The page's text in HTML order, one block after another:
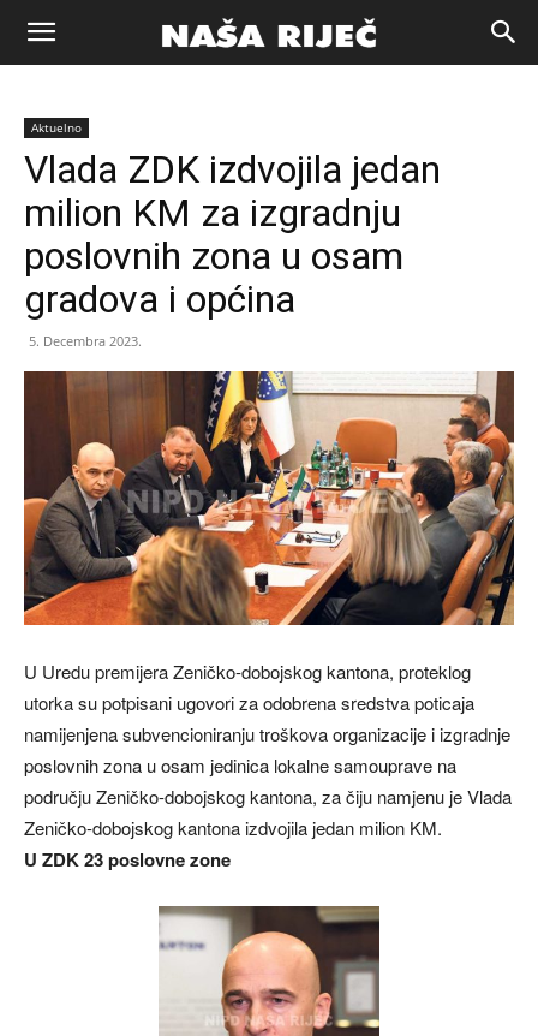
Naša
riječ
Aktuelno
Vlada ZDK izdvojila jedan
milion KM za izgradnju
poslovnih zona u osam
gradova i općina
5. Decembra 2023.
U Uredu premijera Zeničko-dobojskog kantona, proteklog
utorka su potpisani ugovori za odobrena sredstva poticaja
namijenjena subvencioniranju troškova organizacije i izgradnje
poslovnih zona u osam jedinica lokalne samouprave na
području Zeničko-dobojskog kantona, za čiju namjenu je Vlada
Zeničko-dobojskog kantona izdvojila jedan milion KM.
U ZDK 23 poslovne zone